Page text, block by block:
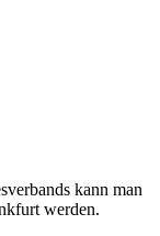
kann man
werden.